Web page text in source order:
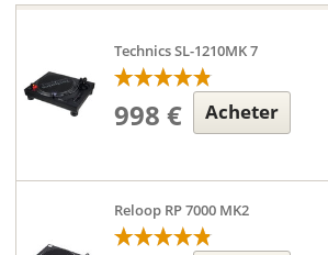
Technics SL-1210MK 7
998 € Acheter
Reloop RP 7000 MK2